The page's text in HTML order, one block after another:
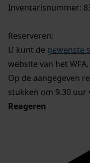
Inventarisnummer:
Reserveren:
U kunt de gewenste
website van het WFA.
Op de aangegeven
stukken om 9.30 uur
Reageren